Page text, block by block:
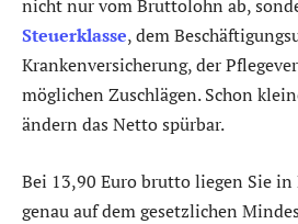
nicht nur vom Bruttolohn ab,
Steuerklasse, dem
Krankenversicherung, der
möglichen Zuschlägen. Schon
ändern das Netto spürbar.
Bei 13,90 Euro brutto liegen Sie in
genau auf dem gesetzlichen